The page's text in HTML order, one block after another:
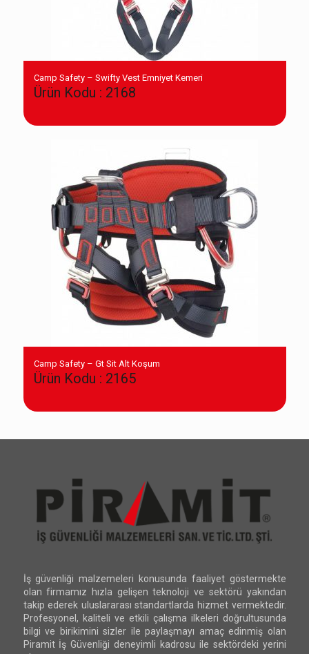
Camp Safety – Swifty Vest Emniyet Kemeri
Ürün Kodu : 2168
Camp Safety – Gt Sit Alt Koşum
Ürün Kodu : 2165
İş güvenliği malzemeleri konusunda faaliyet göstermekte
olan firmamız hızla gelişen teknoloji ve sektörü yakından
takip ederek uluslararası standartlarda hizmet vermektedir.
Profesyonel, kaliteli ve etkili çalışma ilkeleri doğrultusunda
bilgi ve birikimini sizler ile paylaşmayı amaç edinmiş olan
Piramit İş Güvenliği deneyimli kadrosu ile sektördeki yerini